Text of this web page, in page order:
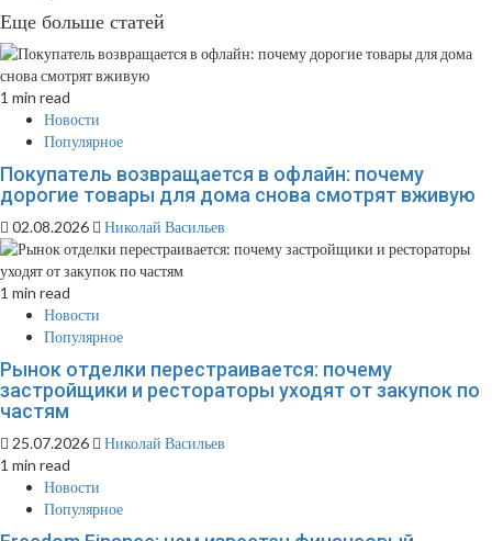
Еще больше статей
1 min read
Новости
Популярное
Покупатель возвращается в офлайн: почему
дорогие товары для дома снова смотрят вживую
02.08.2026 Николай Васильев
1 min read
Новости
Популярное
Рынок отделки перестраивается: почему
застройщики и рестораторы уходят от закупок по
частям
25.07.2026
Николай Васильев
1 min read
Новости
Популярное